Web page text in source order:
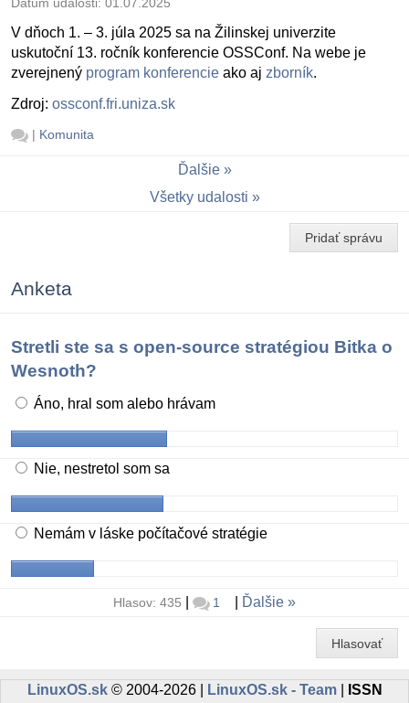
V dňoch 1. – 3. júla 2025 sa na Žilinskej univerzite
uskutoční 13. ročník konferencie OSSConf. Na webe je
zverejnený program konferencie ako aj zborník.
Zdroj: ossconf.fri.uniza.sk
| Komunita
Ďalšie
Všetky udalosti
Pridať správu
Anketa
Stretli ste sa s open-source stratégiou Bitka o
Wesnoth?
Áno, hral som alebo hrávam
Nie, nestretol som sa
Nemám v láske počítačové stratégie
Hlasov: 435 1 Ďalšie
Hlasovať
LinuxOS.sk© 2004-2026 | LinuxOS.sk - Team|
ISSN